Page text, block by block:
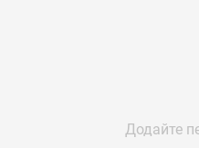
Додайте